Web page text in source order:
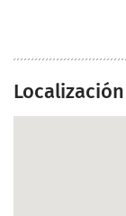
Localización